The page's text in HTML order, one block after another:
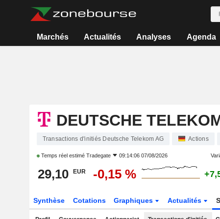
Marchés Actualités Analyses Agenda
DEUTSCHE
Transactions d'initiés Deutsche Telekom AG Actions
Temps réel estimé Tradegate 09:14:06 07/08/2026
29,10 EUR -0,15 %
Synthèse Cotations Graphiques Actualités